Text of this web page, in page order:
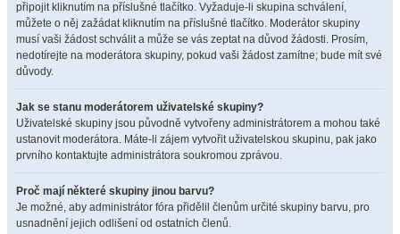
připojit kliknutím na příslušné tlačítko. Vyžaduje-li skupina schválení,
můžete o něj zažádat kliknutím na příslušné tlačítko. Moderátor skupiny
musí vaši žádost schválit a může se vás zeptat na důvod žádosti. Prosím,
nedotírejte na moderátora skupiny, pokud vaši žádost zamítne; bude mít své
důvody.
Jak se stanu moderátorem uživatelské skupiny?
Uživatelské skupiny jsou původně vytvořeny administrátorem a mohou také
ustanovit moderátora. Máte-li zájem vytvořit uživatelskou skupinu, pak jako
prvního kontaktujte administrátora soukromou zprávou.
Proč mají některé skupiny jinou barvu?
Je možné, aby administrátor fóra přidělil členům určité skupiny barvu, pro
usnadnění jejich odlišení od ostatních členů.